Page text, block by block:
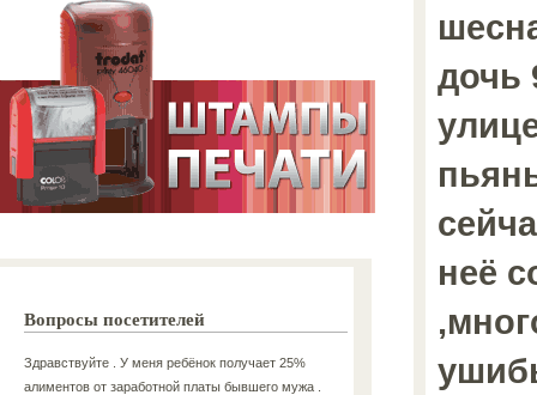
Вопросы посетителей
Здравствуйте . У меня ребёнок получает 25%
алиментов от заработной платы бывшего мужа .
дочь
неё